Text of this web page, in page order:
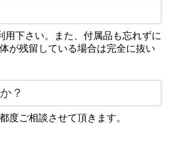
下さい。また、付属品も忘れずに
が残留している場合は完全に抜い
？
度ご相談させて頂きます。